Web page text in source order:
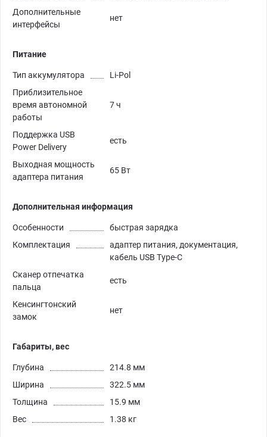
Дополнительные
интерфейсы
нет
Питание
Тип аккумулятора
Li-Pol
Приблизительное
время автономной
работы
7 ч
Поддержка USB
Power Delivery
есть
Выходная мощность
адаптера питания
65 Вт
Дополнительная информация
Особенности
быстрая зарядка
Комплектация
адаптер питания, документация,
кабель USB Type-C
Сканер отпечатка
пальца
есть
Кенсингтонский
замок
нет
Габариты, вес
Глубина
214.8 мм
Ширина
322.5 мм
Толщина
15.9 мм
Вес
1.38 кг